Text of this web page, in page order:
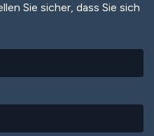
Sie sicher, dass Sie sich